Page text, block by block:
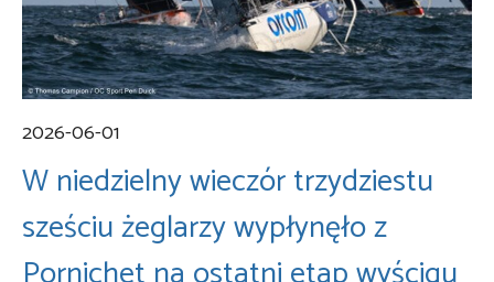
2026-06-01
W niedzielny wieczór trzydziestu
sześciu żeglarzy wypłynęło z